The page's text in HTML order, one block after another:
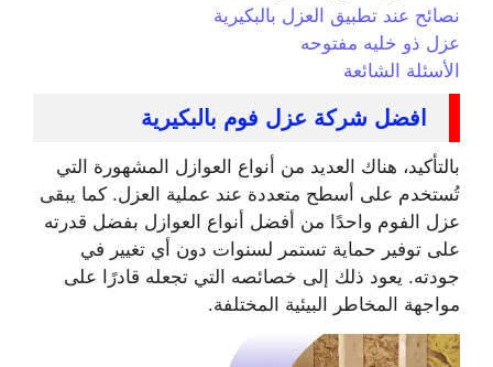
نصائح عند تطبيق العزل بالبكيرية
عزل ذو خليه مفتوحه
الأسئلة الشائعة
افضل شركة عزل فوم بالبكيرية
بالتأكيد، هناك العديد من أنواع العوازل المشهورة التي
تُستخدم على أسطح متعددة عند عملية العزل. كما يبقى
عزل الفوم واحدًا من أفضل أنواع العوازل بفضل قدرته
على توفير حماية تستمر لسنوات دون أي تغيير في
جودته. يعود ذلك إلى خصائصه التي تجعله قادرًا على
مواجهة المخاطر البيئية المختلفة.